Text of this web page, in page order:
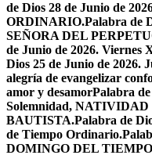
de Dios 28 de Junio de
ORDINARIO.Palabra de
SEÑORA DEL
de Junio de 2026.
Dios 25 de Junio de 2026.
alegría de evangelizar
amor y desamorPalabra
Solemnidad,
BAUTISTA.Palabra de
de Tiempo Ordinario.
DOMINGO DEL